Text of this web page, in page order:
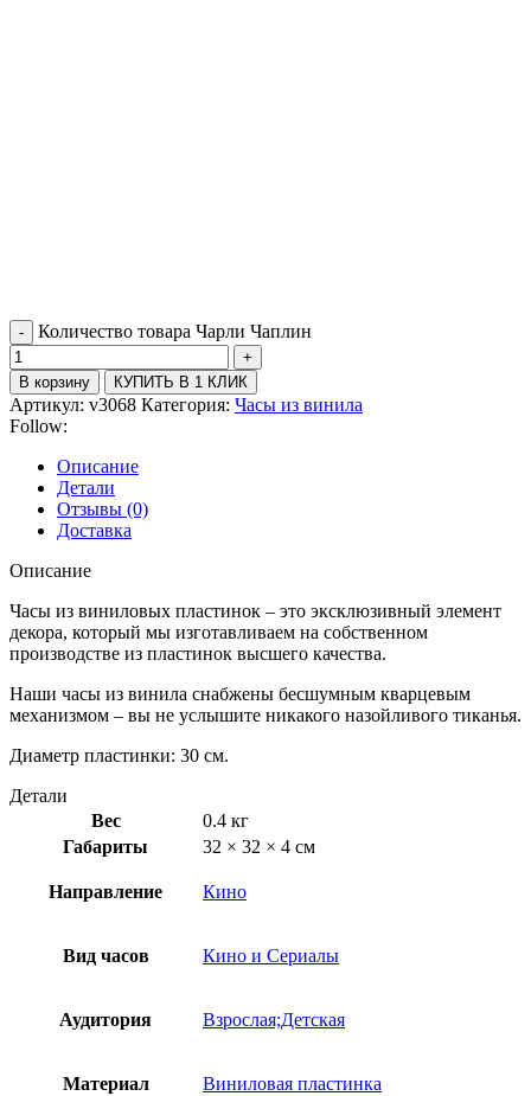
Количество товара Чарли Чаплин
В корзину КУПИТЬ В 1 КЛИК
Артикул: v3068 Категория: Часы из винила
Follow:
Описание
Детали
Отзывы (0)
Доставка
Описание
Часы из виниловых пластинок – это эксклюзивный элемент
декора, который мы изготавливаем на собственном
производстве из пластинок высшего качества.
Наши часы из винила снабжены бесшумным кварцевым
механизмом – вы не услышите никакого назойливого тиканья.
Диаметр пластинки: 30 см.
Детали
Вес
0.4 кг
Габариты
32 × 32 × 4 см
Направление Кино
Вид часов Кино и Сериалы
Аудитория Взрослая;Детская
Материал Виниловая пластинка